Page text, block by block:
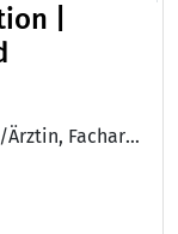
|
Qualifikationen: Approbation als Arzt/Ärztin, Facharzt/Fachärztin für Innere Medizin und Hämatologie und Onkologie, DEGEMED